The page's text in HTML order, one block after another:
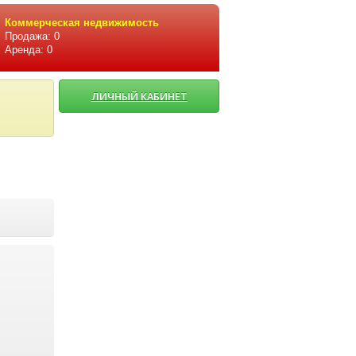
Коммерческая недвижимость
Продажа: 0
Аренда: 0
ЛИЧНЫЙ КАБИНЕТ